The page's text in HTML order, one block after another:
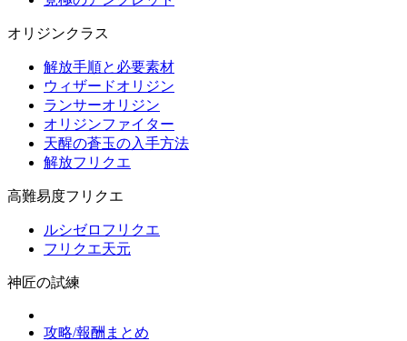
オリジンクラス
解放手順と必要素材
ウィザードオリジン
ランサーオリジン
オリジンファイター
天醒の蒼玉の入手方法
解放フリクエ
高難易度フリクエ
ルシゼロフリクエ
フリクエ天元
神匠の試練
攻略/報酬まとめ